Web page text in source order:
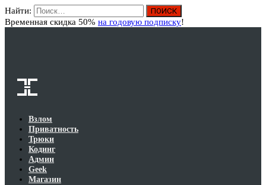
Найти:
Временная скидка 50% на годовую подписку!
Взлом
Приватность
Трюки
Кодинг
Админ
Geek
Магазин